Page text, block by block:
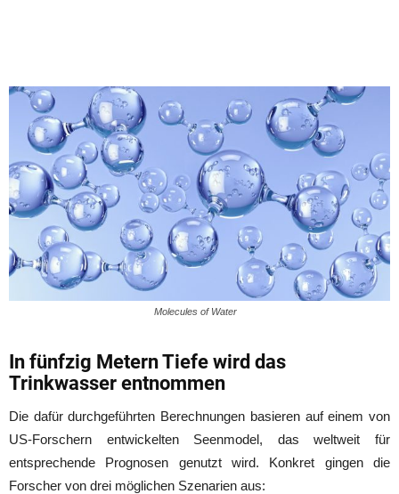
Molecules of Water
In fünfzig Metern Tiefe wird das
Trinkwasser entnommen
Die dafür durchgeführten Berechnungen basieren auf einem von
US-Forschern entwickelten Seenmodel, das weltweit für
entsprechende Prognosen genutzt wird. Konkret gingen die
Forscher von drei möglichen Szenarien aus: